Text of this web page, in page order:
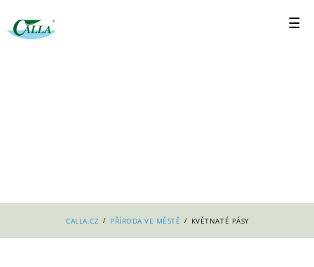
CALLA.CZ / PŘÍRODA VE MĚSTĚ / KVĚTNATÉ PÁSY